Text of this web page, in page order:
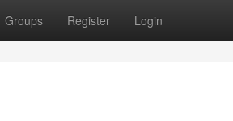
Groups Register Login